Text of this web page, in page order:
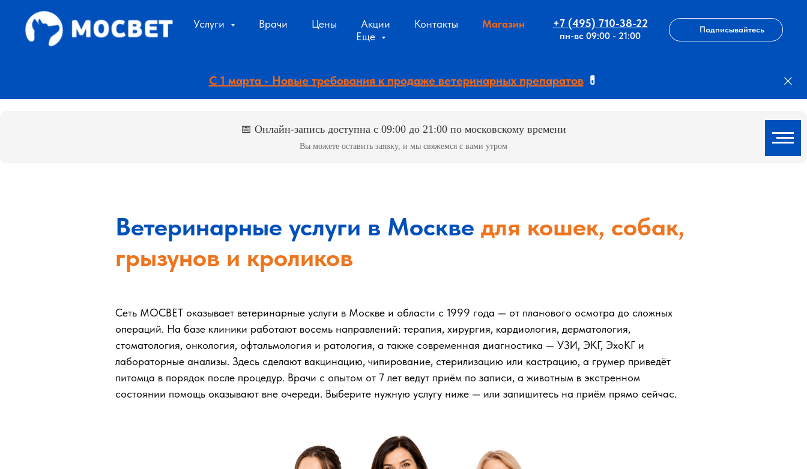
Услуги Врачи Цены Акции Контакты
Магазин
Еще
+7 (495) 710-38-22
пн-вс 09:00 - 21:00
Подписывайтесь
С 1 марта - Новые требования к продаже ветеринарных препаратов 💊
📅 Онлайн-запись доступна с 09:00 до 21:00 по московскому времени
Вы можете оставить заявку, и мы свяжемся с вами утром
Ветеринарные услуги в Москве для кошек, собак,
грызунов и кроликов
Сеть МОСВЕТ оказывает ветеринарные услуги в Москве и области с 1999 года — от планового осмотра до сложных
операций. На базе клиники работают восемь направлений: терапия, хирургия, кардиология, дерматология,
стоматология, онкология, офтальмология и ратология, а также современная диагностика — УЗИ, ЭКГ, ЭхоКГ и
лабораторные анализы. Здесь сделают вакцинацию, чипирование, стерилизацию или кастрацию, а грумер приведёт
питомца в порядок после процедур. Врачи с опытом от 7 лет ведут приём по записи, а животным в экстренном
состоянии помощь оказывают вне очереди. Выберите нужную услугу ниже — или запишитесь на приём прямо сейчас.